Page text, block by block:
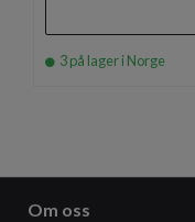
3 på lager i Norge
Om oss